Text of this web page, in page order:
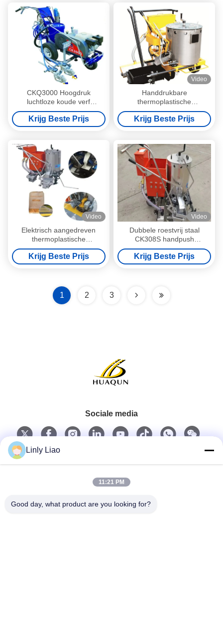
CKQ3000 Hoogdruk
luchtloze koude verf
wegmarkeringsmachine /
weg koude
spuitmarkeringsmachine
Krijg Beste Prijs
Video
Handdrukbare
thermoplastische
wegmarkeringsmachine
Krijg Beste Prijs
Video
Elektrisch aangedreven
thermoplastische
wegmarkeringsmachine,
handdrukbare
weglijnmarkeringsapparatuur
Krijg Beste Prijs
Video
Dubbele roestvrij staal
CK308S handpush
thermoplastische
wegmarkering machine voor
eenvoudige bediening
Krijg Beste Prijs
1 2 3
Sociale media
Snel contact
Tel.
Linly Liao
11:21 PM
Good day, what product are you looking for?